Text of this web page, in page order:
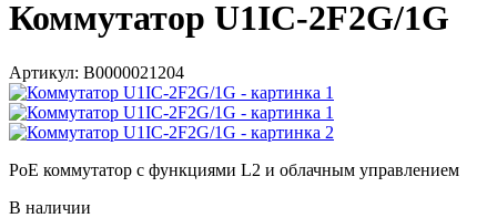
Коммутатор U1IC-2F2G/1G
Артикул: В0000021204
PoE коммутатор с функциями L2 и облачным управлением
В наличии